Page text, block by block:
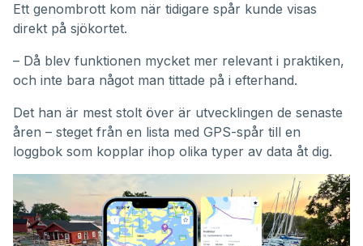
Ett genombrott kom när tidigare spår kunde visas
direkt på sjökortet.
– Då blev funktionen mycket mer relevant i praktiken,
och inte bara något man tittade på i efterhand.
Det han är mest stolt över är utvecklingen de senaste
åren – steget från en lista med GPS-spår till en
loggbok som kopplar ihop olika typer av data åt dig.